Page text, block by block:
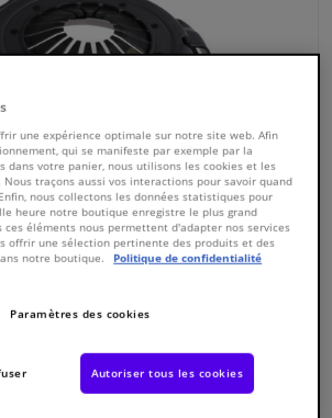
0324223
une expérience optimale sur notre site web. Afin
qui se manifeste par exemple par la
dans votre panier, nous utilisons les cookies et les
traçons aussi vos interactions pour savoir quand
nous collectons les données statistiques pour
heure notre boutique enregistre le plus grand
ces éléments nous permettent d'adapter nos services
offrir une sélection pertinente des produits et des
notre boutique.
Politique de confidentialité
Paramètres des cookies
Autoriser tous les cookies